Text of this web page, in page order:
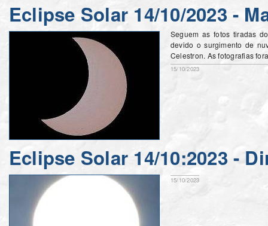
Eclipse Solar 14/10/2023 -
Seguem as fotos tiradas
devido o surgimento de
Celestron. As fotografias
15/10/2023
Eclipse Solar 14/10:2023 -
15/10/2023